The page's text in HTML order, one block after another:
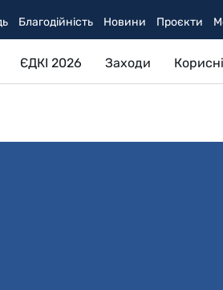
Благодійність Новини Проєкти
ЄДКІ 2026 Заходи